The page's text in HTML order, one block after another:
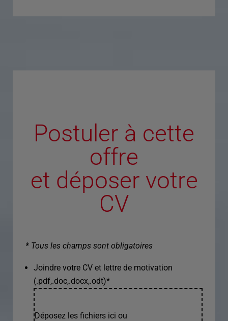
Postuler à cette
offre
et déposer votre
CV
* Tous les champs sont obligatoires
Joindre votre CV et lettre de motivation
(.pdf,.doc,.docx,.odt)*
Déposez les fichiers ici ou